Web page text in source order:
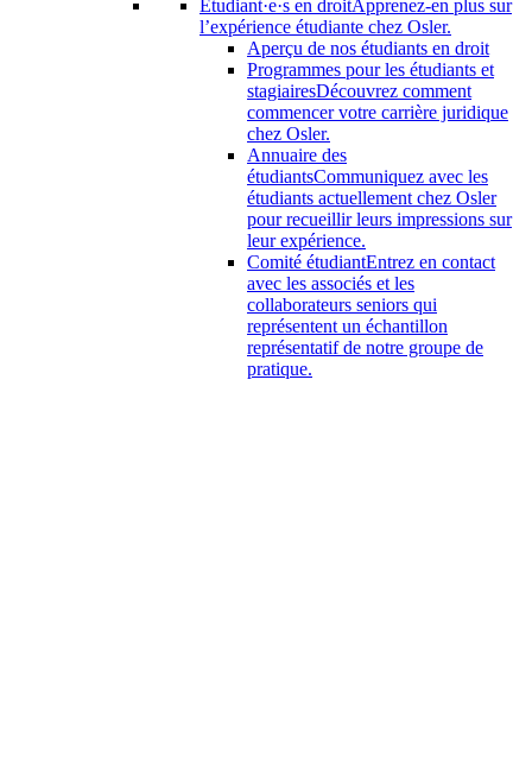
Étudiant·e·s en droitApprenez-en plus sur
l’expérience étudiante chez Osler.
Aperçu de nos étudiants en droit
Programmes pour les étudiants et
stagiairesDécouvrez comment
commencer votre carrière juridique
chez Osler.
Annuaire des
étudiantsCommuniquez avec les
étudiants actuellement chez Osler
pour recueillir leurs impressions sur
leur expérience.
Comité étudiantEntrez en contact
avec les associés et les
collaborateurs seniors qui
représentent un échantillon
représentatif de notre groupe de
pratique.